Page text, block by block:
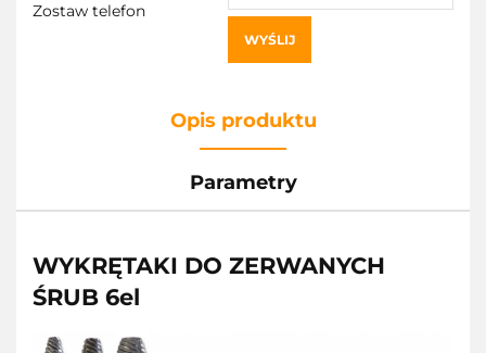
Zostaw telefon
WYŚLIJ
Opis produktu
Parametry
WYKRĘTAKI DO ZERWANYCH
ŚRUB 6el